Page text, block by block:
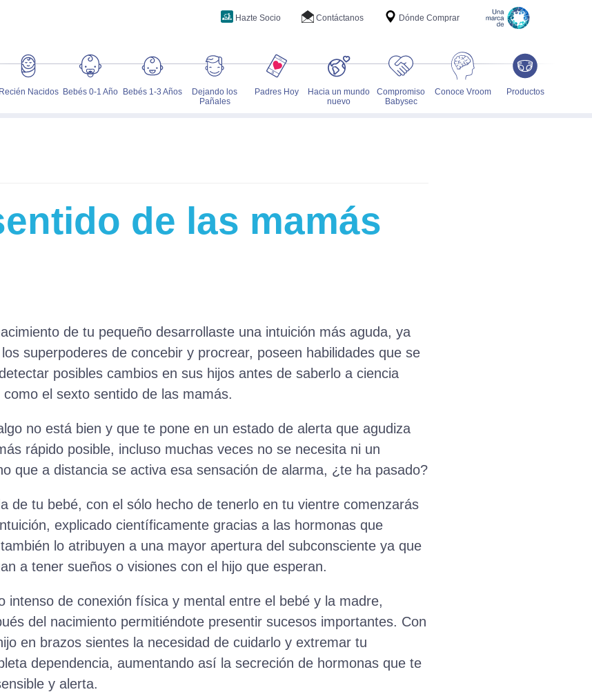
Recién Nacidos Bebés 0-1 Año Bebés 1-3 Años
Dejando los
Pañales
Padres Hoy
Hacia un mundo
nuevo
Compromiso
Babysec
Conoce Vroom Productos
Dónde Comprar
Contáctanos
Hazte Socio
de las mamás
de tu pequeño desarrollaste una intuición más aguda, ya
superpoderes de concebir y procrear, poseen habilidades que se
posibles cambios en sus hijos antes de saberlo a ciencia
el sexto sentido de las mamás.
no está bien y que te pone en un estado de alerta que agudiza
rápido posible, incluso muchas veces no se necesita ni un
que a distancia se activa esa sensación de alarma, ¿te ha pasado?
de tu bebé, con el sólo hecho de tenerlo en tu vientre comenzarás
explicado científicamente gracias a las hormonas que
lo atribuyen a una mayor apertura del subconsciente ya que
a tener sueños o visiones con el hijo que esperan.
intenso de conexión física y mental entre el bebé y la madre,
del nacimiento permitiéndote presentir sucesos importantes. Con
en brazos sientes la necesidad de cuidarlo y extremar tu
dependencia, aumentando así la secreción de hormonas que te
y alerta.